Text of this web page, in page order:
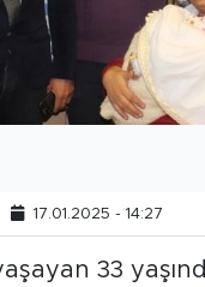
17.01.2025 - 14:27
33